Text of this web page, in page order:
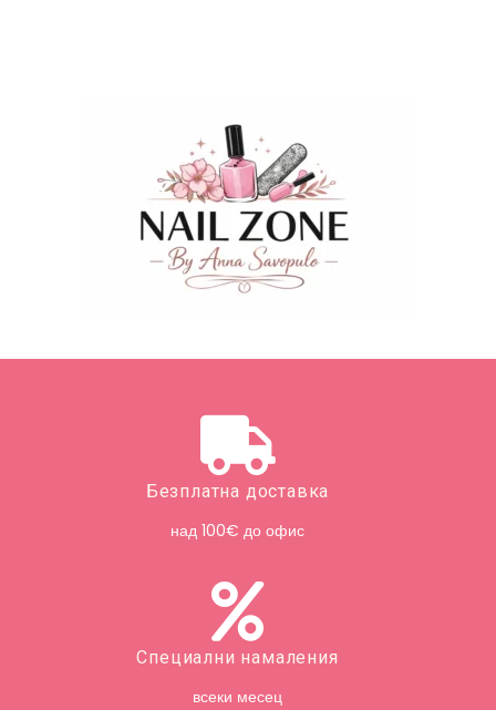
Безплатна доставка
над 100€ до офис
Специални намаления
всеки месец